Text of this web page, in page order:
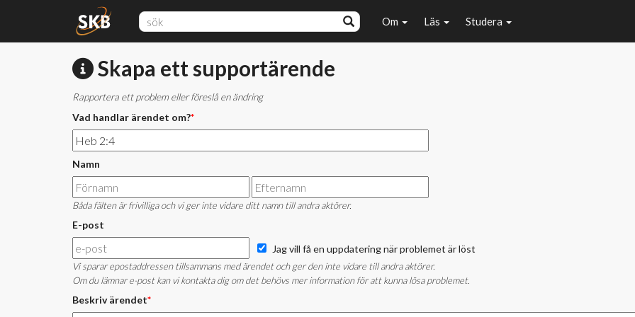
Om Läs Studera
Skapa ett supportärende
Rapportera ett problem eller föreslå en ändring
Vad handlar ärendet om?*
Namn
Båda fälten är frivilliga och vi ger inte vidare ditt namn till andra aktörer.
E-post
Jag vill få en uppdatering när problemet är löst
Vi sparar epostaddressen tillsammans med ärendet och ger den inte vidare till andra aktörer.
Om du lämnar e-post kan vi kontakta dig om det behövs mer information för att kunna lösa problemet.
Beskriv ärendet*